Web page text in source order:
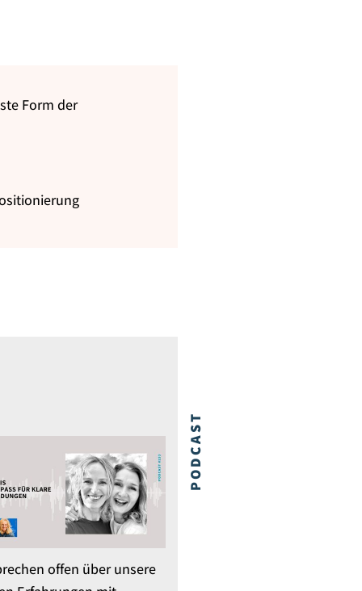
Form der
offen über unsere
PODCAST